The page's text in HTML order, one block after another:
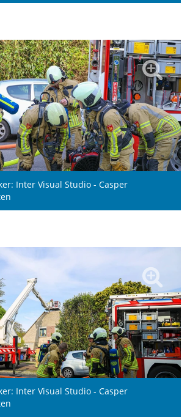
Inter Visual Studio - Casper
Inter Visual Studio - Casper